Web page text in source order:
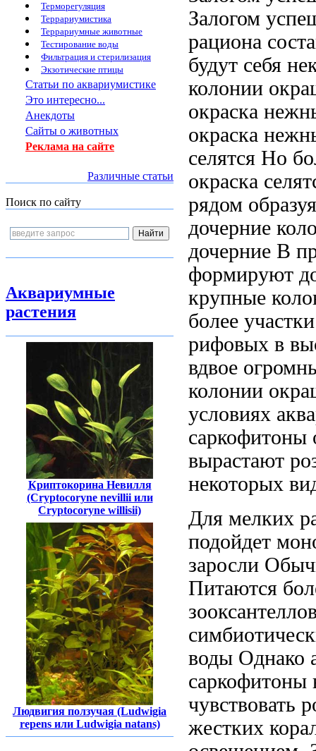
Терморегуляция
Террариумистика
Террариумные животные
Тестирование воды
Фильтрация и стерилизация
Экзотические птицы
Статьи по аквариумистике
Это интересно...
Анекдоты
Сайты о животных
Реклама на сайте
Различные статьи
Поиск по сайту
Аквариумные
растения
Криптокорина Невилля
(Cryptocoryne nevillii или
Cryptocoryne willisii)
Людвигия ползучая (Ludwigia
repens или Ludwigia natans)
Залогом
рациона
будут себя
колонии
окраска
окраска
селятся Но
окраска
рядом
дочерние
дочерние В
формируют
крупные
более
рифовых в
вдвое
колонии
условиях
вырастают
некоторых
Для мелких
подойдет
заросли
Питаются
воды Однако
саркофитоны
чувствовать
жестких